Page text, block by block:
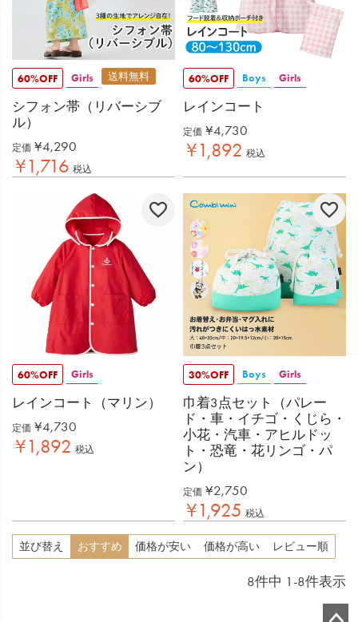
60%OFF Girls 送料無料
シフォン帯（リバーシブ
ル）
定価 ¥4,290
¥1,716 税込
60%OFF Boys Girls
レインコート
定価 ¥4,730
¥1,892 税込
60%OFF Girls
レインコート（マリン）
定価 ¥4,730
¥1,892 税込
30%OFF Boys Girls
巾着3点セット（パレー
ド・車・イチゴ・くじら・
小花・汽車・アヒルドッ
ト・恐竜・花リンゴ・パ
ン）
定価 ¥2,750
¥1,925 税込
並び替え おすすめ 価格が安い 価格が高い レビュー順
8件中 1 -8件表示